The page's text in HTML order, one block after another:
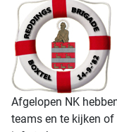
Afgelopen NK
teams en te kijken